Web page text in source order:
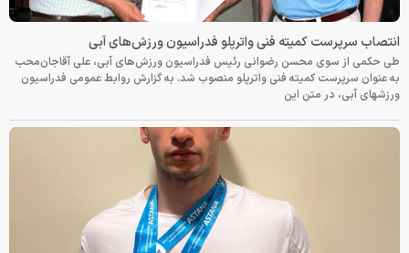
انتصاب سرپرست کمیته فنی واترپلو فدراسیون ورزش‌های آبی
طی حکمی از سوی محسن رضوانی رئیس فدراسیون ورزش‌های آبی، علی آقاجان‌محب
به عنوان سرپرست کمیته فنی واترپلو منصوب شد. به گزارش روابط عمومی فدراسیون
ورزشهای آبی، در متن این